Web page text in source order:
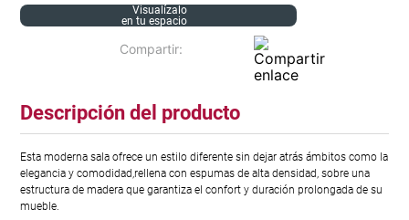
Visualízalo
en tu espacio
Descripción del producto
Esta moderna sala ofrece un estilo diferente sin dejar atrás ámbitos como la
elegancia y comodidad,rellena con espumas de alta densidad, sobre una
estructura de madera que garantiza el confort y duración prolongada de su
mueble.